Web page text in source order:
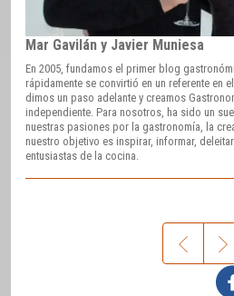
Mar Gavilán y Javier Muniesa
En 2005, fundamos el primer blog
rápidamente se convirtió en un referente en
dimos un paso adelante y creamos
independiente. Para nosotros, ha sido un
nuestras pasiones por la gastronomía, la
nuestro objetivo es inspirar, informar,
entusiastas de la cocina.